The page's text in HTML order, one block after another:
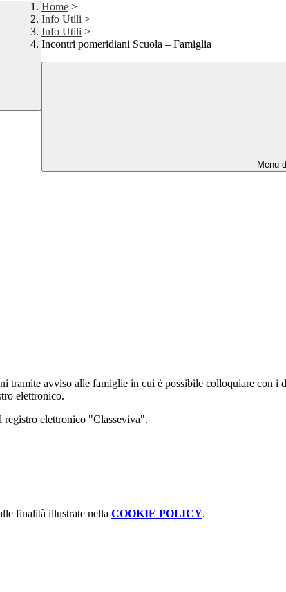
Home >
Info Utili >
Info Utili >
Incontri pomeridiani Scuola – Famiglia
Menu
avviso alle famiglie in cui è possibile colloquiare con i
elettronico.
elettronico "Classeviva".
finalità illustrate nella COOKIE POLICY.